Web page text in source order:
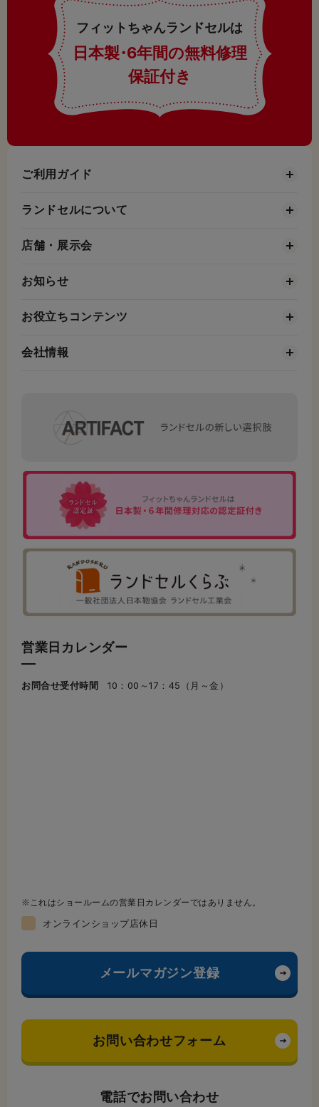
フィットちゃんランドセルは
日本製・6年間の無料修理
保証付き
ご利用ガイド
ランドセルについて
店舗・展示会
お知らせ
お役立ちコンテンツ
会社情報
営業日カレンダー
お問合せ受付時間 10：00～17：45（月～金）
これはショールームの営業日カレンダーではありません。
オンラインショップ店休日
メールマガジン登録
お問い合わせフォーム
電話でお問い合わせ